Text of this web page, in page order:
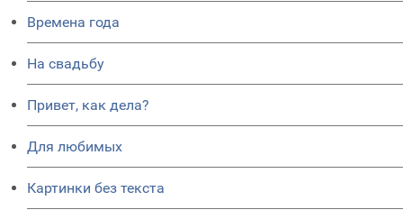
Времена года
На свадьбу
Привет, как дела?
Для любимых
Картинки без текста